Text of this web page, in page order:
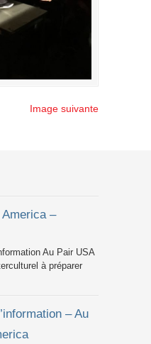
Image suivante
–
Au Pair USA
à préparer
– Au